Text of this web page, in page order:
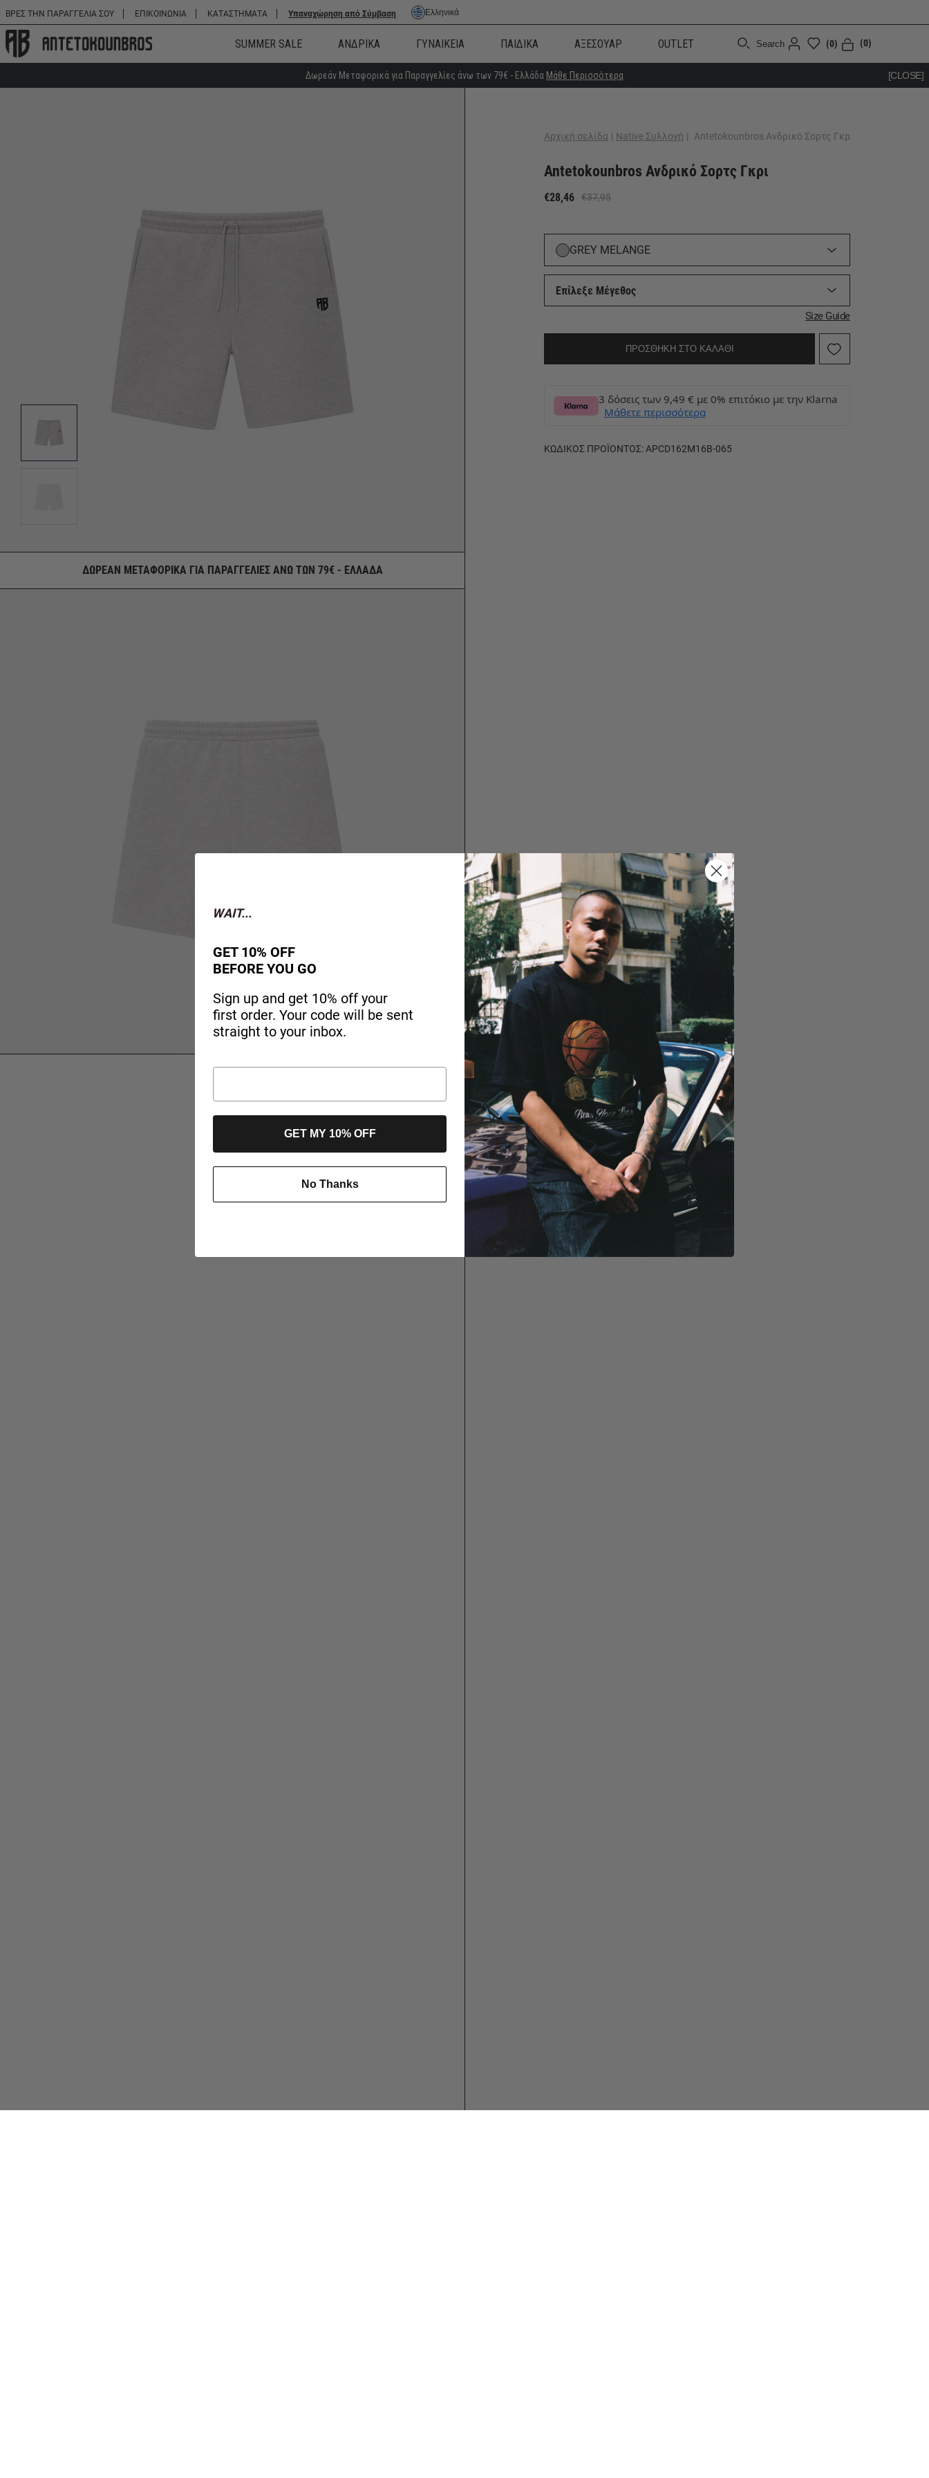
ΒΡΕΣ ΤΗΝ ΠΑΡΑΓΓΕΛΙΑ ΣΟΥ ΕΠΙΚΟΙΝΩΝΙΑ ΚΑΤΑΣΤΗΜΑΤΑ Υπαναχώρηση από Σύμβαση Ελληνικά
SUMMER SALE ΑΝΔΡΙΚΑ ΓΥΝΑΙΚΕΙΑ ΠΑΙΔΙΚΑ ΑΞΕΣΟΥΑΡ OUTLET Search (0) (0)
Δωρεάν Μεταφορικά για Παραγγελίες άνω των 79€ - Ελλάδα Μάθε Περισσότερα [CLOSE]
ΔΩΡΕΑΝ ΜΕΤΑΦΟΡΙΚΑ ΓΙΑ ΠΑΡΑΓΓΕΛΙΕΣ ΑΝΩ ΤΩΝ 79€ - ΕΛΛΑΔΑ
Αρχική σελίδα | Native Συλλογή | Antetokounbros Ανδρικό Σορτς Γκρι
Antetokounbros Ανδρικό Σορτς Γκρι
€28,46 €37,95
GREY MELANGE
Επίλεξε Μέγεθος
Size Guide
ΠΡΟΣΘΗΚΗ ΣΤΟ ΚΑΛΑΘΙ
3 δόσεις των 9,49 € με 0% επιτόκιο με την Klarna
Μάθετε περισσότερα
ΚΩΔΙΚΟΣ ΠΡΟΪΟΝΤΟΣ:APCD162M16B-065
WAIT...
GET 10% OFF
BEFORE YOU GO
Sign up and get 10% off your
first order. Your code will be sent
straight to your inbox.
GET MY 10% OFF
No Thanks